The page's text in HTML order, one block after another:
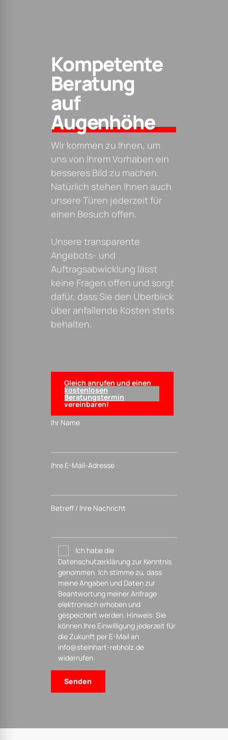
Kompetente
Beratung
auf
Augenhöhe
Wir kommen zu Ihnen, um
uns von Ihrem Vorhaben ein
besseres Bild zu machen.
Natürlich stehen Ihnen auch
unsere Türen jederzeit für
einen Besuch offen.
Unsere transparente
Angebots- und
Auftragsabwicklung lässt
keine Fragen offen und sorgt
dafür, dass Sie den Überblick
über anfallende Kosten stets
behalten.
Gleich anrufen und einen
kostenlosen
Beratungstermin
vereinbaren!
Ihr Name
Ihre E-Mail-Adresse
Betreff / Ihre Nachricht
Ich habe die
Datenschutzerklärung zur Kenntnis
genommen. Ich stimme zu, dass
meine Angaben und Daten zur
Beantwortung meiner Anfrage
elektronisch erhoben und
gespeichert werden. Hinweis: Sie
können Ihre Einwilligung jederzeit für
die Zukunft per E-Mail an
info@steinhart-rebholz.de
widerrufen.